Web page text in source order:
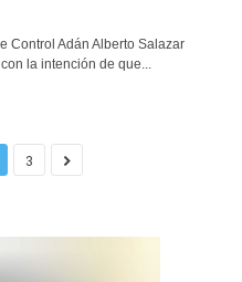
Control Adán Alberto Salazar
la intención de que...
3